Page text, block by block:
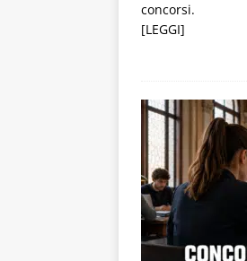
concorsi.
[LEGGI]